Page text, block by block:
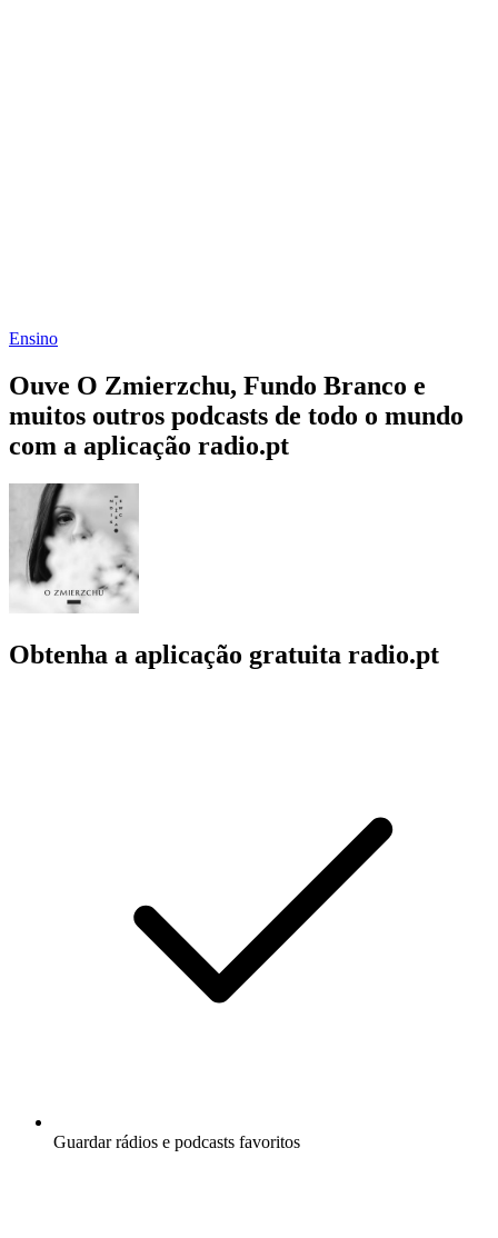
Ensino
Ouve O Zmierzchu, Fundo Branco e
muitos outros podcasts de todo o mundo
com a aplicação radio.pt
Obtenha a aplicação gratuita radio.pt
Guardar rádios e podcasts favoritos